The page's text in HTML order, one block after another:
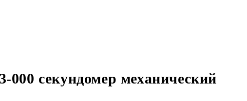
секундомер механический